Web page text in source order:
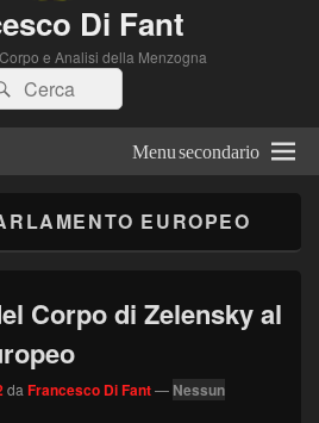
Di Fant
e Analisi della Menzogna
Cerca
Menu secondario
EUROPEO
Corpo di Zelensky al
da Francesco Di Fant— Nessun